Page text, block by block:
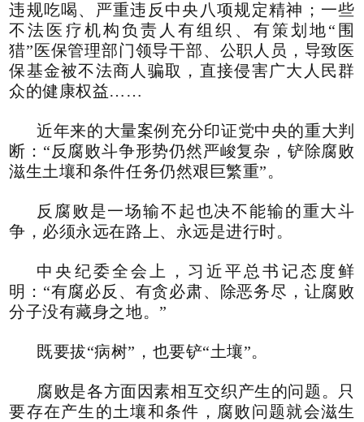
违规吃喝、严重违反中央八项规定精神；一些
不法医疗机构负责人有组织、有策划地“围
猎”医保管理部门领导干部、公职人员，导致医
保基金被不法商人骗取，直接侵害广大人民群
众的健康权益……
近年来的大量案例充分印证党中央的重大判
断：“反腐败斗争形势仍然严峻复杂，铲除腐败
滋生土壤和条件任务仍然艰巨繁重”。
反腐败是一场输不起也决不能输的重大斗
争，必须永远在路上、永远是进行时。
中央纪委全会上，习近平总书记态度鲜
明：“有腐必反、有贪必肃、除恶务尽，让腐败
分子没有藏身之地。”
既要拔“病树”，也要铲“土壤”。
腐败是各方面因素相互交织产生的问题。只
要存在产生的土壤和条件，腐败问题就会滋生